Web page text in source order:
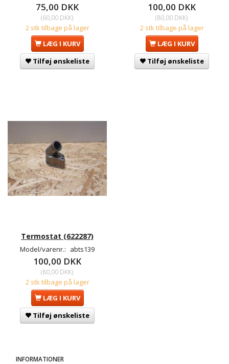
75,00 DKK
(60,00 DKK)
2 stk tilbage på lager
LÆG I KURV
Tilføj ønskeliste
100,00 DKK
(80,00 DKK)
2 stk tilbage på lager
LÆG I KURV
Tilføj ønskeliste
Termostat (622287)
Model/varenr.: abts139
100,00 DKK
(80,00 DKK)
2 stk tilbage på lager
LÆG I KURV
Tilføj ønskeliste
INFORMATIONER